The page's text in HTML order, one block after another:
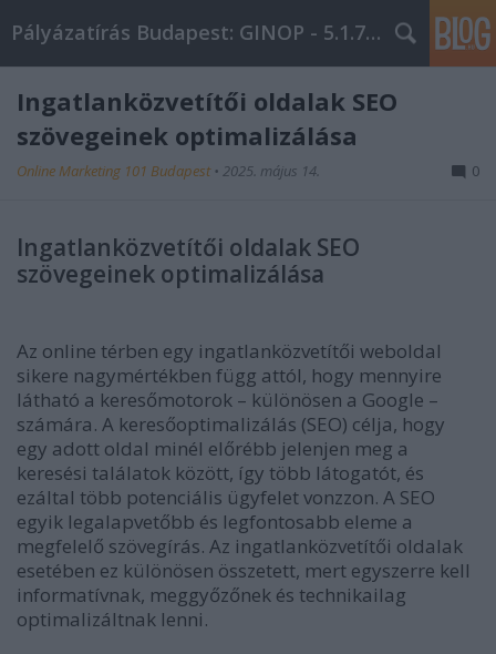
Pályázatírás Budapest: GINOP - 5.1.7 - 17
Ingatlanközvetítői oldalak SEO
szövegeinek optimalizálása
Online Marketing 101 Budapest • 2025. május 14. 0
Ingatlanközvetítői oldalak SEO
szövegeinek optimalizálása
Az online térben egy ingatlanközvetítői weboldal
sikere nagymértékben függ attól, hogy mennyire
látható a keresőmotorok – különösen a Google –
számára. A keresőoptimalizálás (SEO) célja, hogy
egy adott oldal minél előrébb jelenjen meg a
keresési találatok között, így több látogatót, és
ezáltal több potenciális ügyfelet vonzzon. A SEO
egyik legalapvetőbb és legfontosabb eleme a
megfelelő szövegírás. Az ingatlanközvetítői oldalak
esetében ez különösen összetett, mert egyszerre kell
informatívnak, meggyőzőnek és technikailag
optimalizáltnak lenni.